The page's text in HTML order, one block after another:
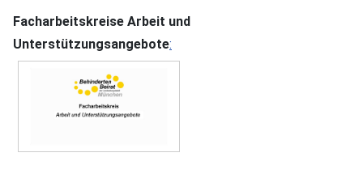
Facharbeitskreise Arbeit und
Unterstützungsangebote: